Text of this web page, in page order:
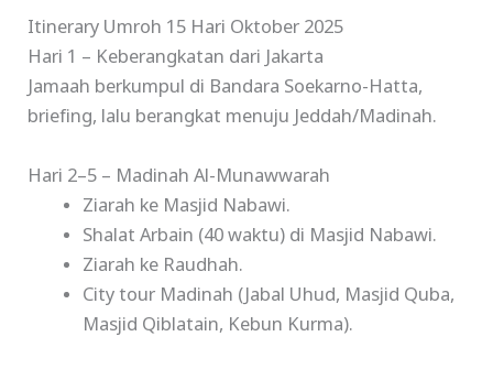
Itinerary Umroh 15 Hari Oktober 2025
Hari 1 – Keberangkatan dari Jakarta
Jamaah berkumpul di Bandara Soekarno-Hatta,
briefing, lalu berangkat menuju Jeddah/Madinah.
Hari 2–5 – Madinah Al-Munawwarah
Ziarah ke Masjid Nabawi.
Shalat Arbain (40 waktu) di Masjid Nabawi.
Ziarah ke Raudhah.
City tour Madinah (Jabal Uhud, Masjid Quba,
Masjid Qiblatain, Kebun Kurma).